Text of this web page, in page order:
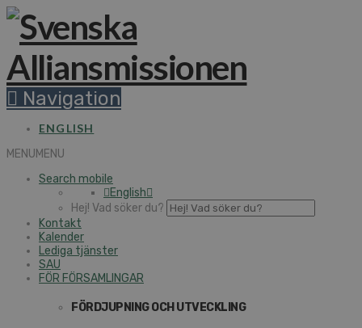
Navigation
ENGLISH
MENUMENU
Search mobile
English
Hej! Vad söker du?
Kontakt
Kalender
Lediga tjänster
SAU
FÖR FÖRSAMLINGAR
FÖRDJUPNING OCH UTVECKLING